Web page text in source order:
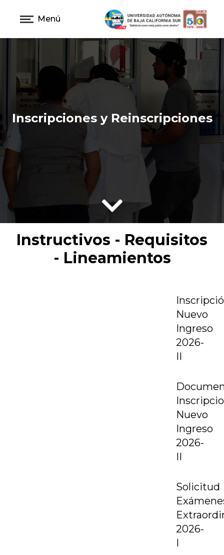
Menú
Inscripciones y Reinscripciones
Instructivos - Requisitos
- Lineamientos
Nuevo
Ingreso
2026-
II
Nuevo
Ingreso
2026-
II
Solicitud
2026-
I